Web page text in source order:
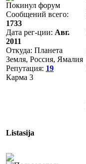
Покинул форум
Сообщений всего:
1733
Дата рег-ции: Авг.
2011
Откуда: Планета
Земля, Россия, Ямалия
Репутация: 19
Карма 3
Listasija